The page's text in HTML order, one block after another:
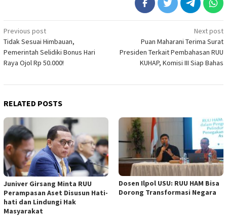
Post
navigation
Previous post
Tidak Sesuai Himbauan,
Pemerintah Selidiki Bonus Hari
Raya Ojol Rp 50.000!
Next post
Puan Maharani Terima Surat
Presiden Terkait Pembahasan RUU
KUHAP, Komisi III Siap Bahas
RELATED POSTS
Juniver Girsang Minta RUU
Perampasan Aset Disusun Hati-
hati dan Lindungi Hak
Masyarakat
Dosen Ilpol USU: RUU HAM Bisa
Dorong Transformasi Negara